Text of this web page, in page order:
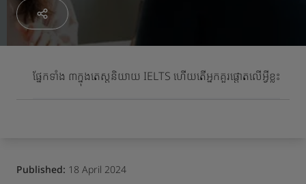
ការរៀបចំពេលចេញដំណើរ
ផ្នែកទាំង ៣ក្នុងតេស្តនិយាយ IELTS ហើយតើអ្នកគួរផ្តោតលើអ្វីខ្លះ
Published: 18 April 2024